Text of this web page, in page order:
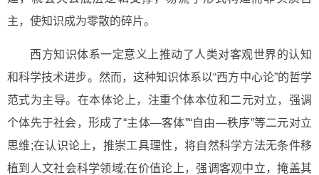
主，使知识成为零散的碎片。
西方知识体系一定意义上推动了人类对客观世界的认知
和科学技术进步。然而，这种知识体系以“西方中心论”的哲学
范式为主导。在本体论上，注重个体本位和二元对立，强调
个体先于社会，形成了“主体—客体”“自由—秩序”等二元对立
思维;在认识论上，推崇工具理性，将自然科学方法无条件移
植到人文社会科学领域;在价值论上，强调客观中立，掩盖其